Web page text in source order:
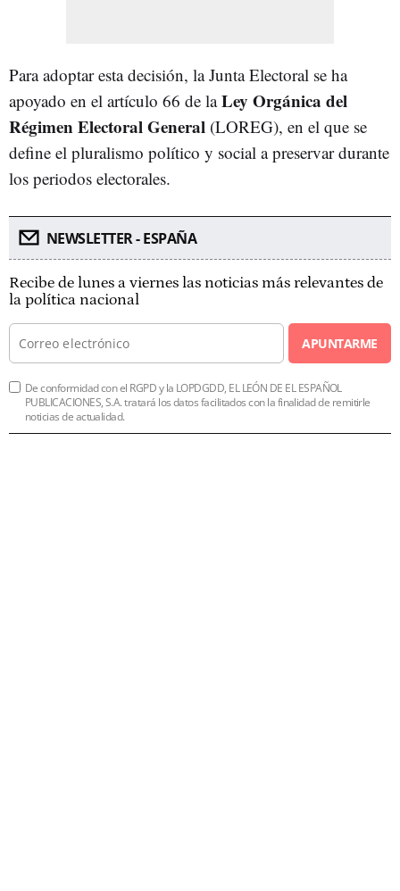
Para adoptar esta decisión, la Junta Electoral se ha
apoyado en el artículo 66 de laLey Orgánica del
Régimen Electoral General (LOREG), en el que se
define el pluralismo político y social a preservar durante
los periodos electorales.
NEWSLETTER - ESPAÑA
Recibe de lunes a viernes las noticias más relevantes de
la política nacional
APUNTARME
De conformidad con el RGPD y la LOPDGDD, EL LEÓN DE EL ESPAÑOL
PUBLICACIONES, S.A. tratará los datos facilitados con la finalidad de remitirle
noticias de actualidad.